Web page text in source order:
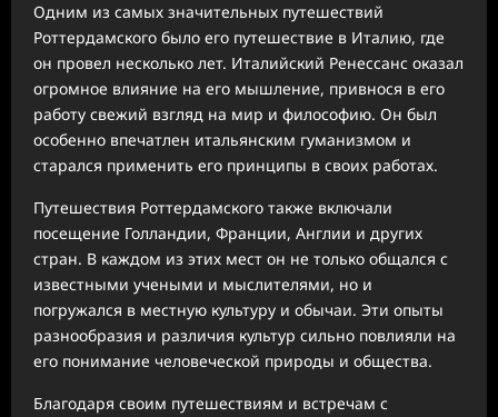
Одним из самых значительных путешествий
Роттердамского было его путешествие в Италию, где
он провел несколько лет. Италийский Ренессанс оказал
огромное влияние на его мышление, привнося в его
работу свежий взгляд на мир и философию. Он был
особенно впечатлен итальянским гуманизмом и
старался применить его принципы в своих работах.
Путешествия Роттердамского также включали
посещение Голландии, Франции, Англии и других
стран. В каждом из этих мест он не только общался с
известными учеными и мыслителями, но и
погружался в местную культуру и обычаи. Эти опыты
разнообразия и различия культур сильно повлияли на
его понимание человеческой природы и общества.
Благодаря своим путешествиям и встречам с